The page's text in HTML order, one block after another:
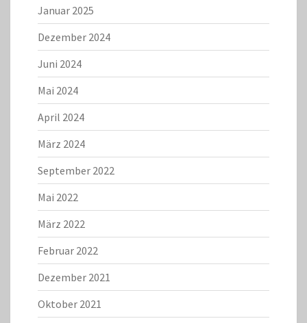
Januar 2025
Dezember 2024
Juni 2024
Mai 2024
April 2024
März 2024
September 2022
Mai 2022
März 2022
Februar 2022
Dezember 2021
Oktober 2021